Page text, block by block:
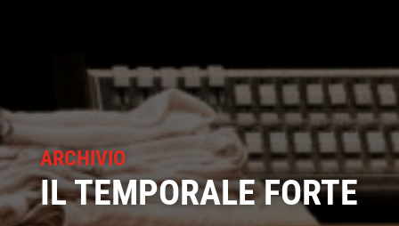
ARCHIVIO
IL TEMPORALE FORTE